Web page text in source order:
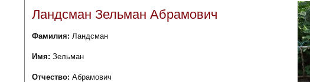
Ландсман Зельман Абрамович
Фамилия: Ландсман
Имя: Зельман
Отчество: Абрамович